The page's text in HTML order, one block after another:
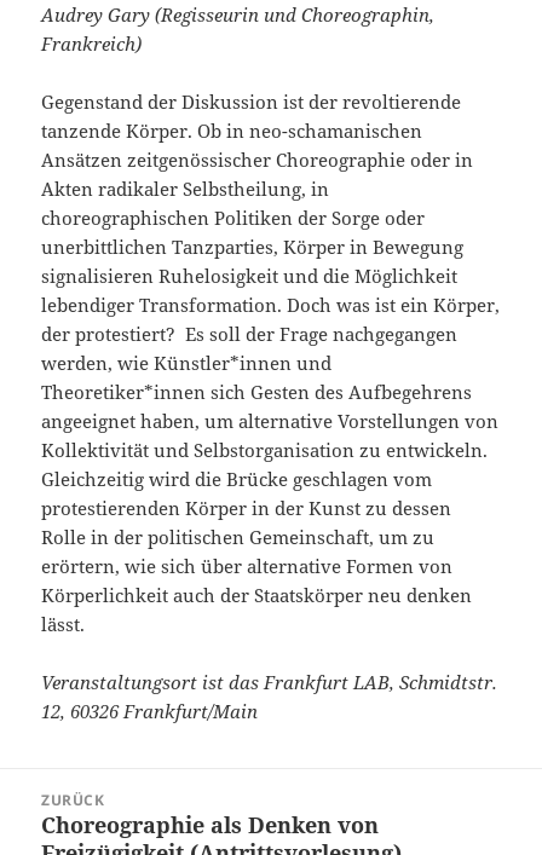
Audrey Gary (Regisseurin und Choreographin,
Frankreich)
Gegenstand der Diskussion ist der revoltierende
tanzende Körper. Ob in neo-schamanischen
Ansätzen zeitgenössischer Choreographie oder in
Akten radikaler Selbstheilung, in
choreographischen Politiken der Sorge oder
unerbittlichen Tanzparties, Körper in Bewegung
signalisieren Ruhelosigkeit und die Möglichkeit
lebendiger Transformation. Doch was ist ein Körper,
der protestiert? Es soll der Frage nachgegangen
werden, wie Künstler*innen und
Theoretiker*innen sich Gesten des Aufbegehrens
angeeignet haben, um alternative Vorstellungen von
Kollektivität und Selbstorganisation zu entwickeln.
Gleichzeitig wird die Brücke geschlagen vom
protestierenden Körper in der Kunst zu dessen
Rolle in der politischen Gemeinschaft, um zu
erörtern, wie sich über alternative Formen von
Körperlichkeit auch der Staatskörper neu denken
lässt.
Veranstaltungsort ist das Frankfurt LAB, Schmidtstr.
12, 60326 Frankfurt/Main
ZURÜCK
Vorheriger
Choreographie als Denken von